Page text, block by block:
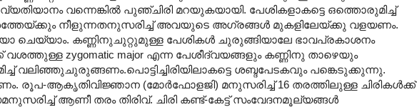
വന്നെങ്കിൽ പുഞ്ചിരി മറയുകയായി. പേശികളാകട്ടെ ഒത്തൊരുമിച്ച്
നീളുന്നതനുസരിച്ച് അവയുടെ അഗ്രങ്ങൾ മുകളിലേയ്ക്കു വളയണം.
ചെയ്യാം. കണ്ണിനുചുറ്റുമുള്ള പേശികൾ ചുരുങ്ങിയാലേ ഭാവപ്രകാശനം
zygomatic major എന്ന പേശീദ്വയങ്ങളും കണ്ണിനു താഴെയും
വലിഞ്ഞുചുരുങ്ങണം.പൊട്ടിച്ചിരിയിലാകട്ടെ ശബ്ദപേടകവും പങ്കെടുക്കുന്നു.
ആകൃതിവിജ്ഞാന (മോർഫോളജി) മനുസരിച്ച് 16 തരത്തിലുള്ള ചിരികൾക്ക്
ആണീ തരം തിരിവ്. ചിരി കണ്ട്-കേട്ട് സംവേദനമൂല്യങ്ങൾ